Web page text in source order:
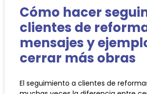
Cómo hacer
clientes de
mensajes y
cerrar más obras
El seguimiento a clientes de